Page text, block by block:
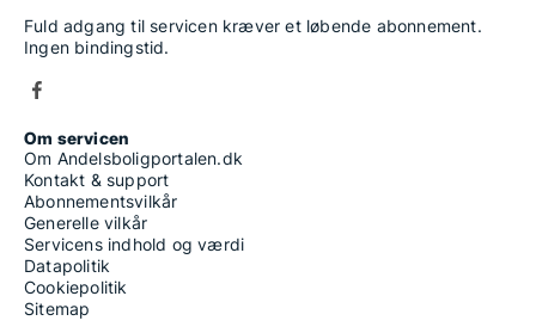
Fuld adgang til servicen kræver et løbende abonnement.
Ingen bindingstid.
Om servicen
Om Andelsboligportalen.dk
Kontakt & support
Abonnementsvilkår
Generelle vilkår
Servicens indhold og værdi
Datapolitik
Cookiepolitik
Sitemap